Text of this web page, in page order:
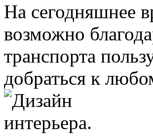
На сегодняшнее
возможно
транспорта
добраться к